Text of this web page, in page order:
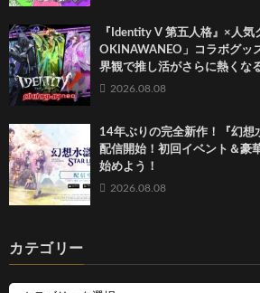
『Identity V 第五人格』×人
OKINAWANEO」コラボグッ
界観で推し活がさらに熱くな
2026.08.08
14年ぶりの完全新作！『幻想
配信開始！初回イベント＆豪
始めよう！
2026.08.08
カテゴリー